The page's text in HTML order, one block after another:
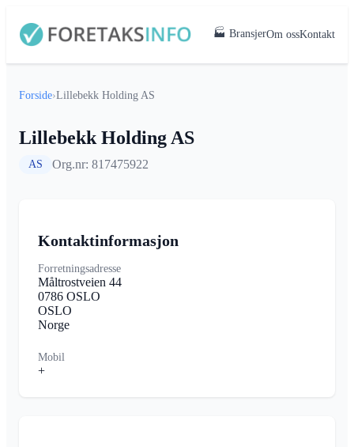
🏭 BransjerOm ossKontakt
Forside›Lillebekk Holding AS
Lillebekk Holding AS
AS Org.nr: 817475922
Kontaktinformasjon
Forretningsadresse
Måltrostveien 44
0786 OSLO
OSLO
Norge
Mobil
+